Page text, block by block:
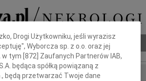
Poradnik pogrzebowy
Drogi Użytkowniku, jeśli wyrazisz
Wyborcza sp. z o.o. oraz jej
w tym [872 ] Zaufanych Partnerów IAB,
będąca spółką powiązaną z
będą przetwarzać Twoje dane